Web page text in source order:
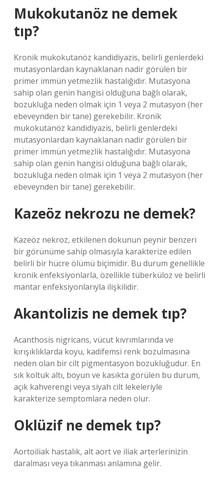
Mukokutanöz ne demek
tıp?
Kronik mukokutanöz kandidiyazis, belirli genlerdeki
mutasyonlardan kaynaklanan nadir görülen bir
primer immün yetmezlik hastalığıdır. Mutasyona
sahip olan genin hangisi olduğuna bağlı olarak,
bozukluğa neden olmak için 1 veya 2 mutasyon (her
ebeveynden bir tane) gerekebilir. Kronik
mukokutanöz kandidiyazis, belirli genlerdeki
mutasyonlardan kaynaklanan nadir görülen bir
primer immün yetmezlik hastalığıdır. Mutasyona
sahip olan genin hangisi olduğuna bağlı olarak,
bozukluğa neden olmak için 1 veya 2 mutasyon (her
ebeveynden bir tane) gerekebilir.
Kazeöz nekrozu ne demek?
Kazeöz nekroz, etkilenen dokunun peynir benzeri
bir görünüme sahip olmasıyla karakterize edilen
belirli bir hücre ölümü biçimidir. Bu durum genellikle
kronik enfeksiyonlarla, özellikle tüberküloz ve belirli
mantar enfeksiyonlarıyla ilişkilidir.
Akantolizis ne demek tıp?
Acanthosis nigricans, vücut kıvrımlarında ve
kırışıklıklarda koyu, kadifemsi renk bozulmasına
neden olan bir cilt pigmentasyon bozukluğudur. En
sık koltuk altı, boyun ve kasıkta görülen bu durum,
açık kahverengi veya siyah cilt lekeleriyle
karakterize semptomlara neden olur.
Oklüzif ne demek tıp?
Aortoiliak hastalık, alt aort ve iliak arterlerinizin
daralması veya tıkanması anlamına gelir.